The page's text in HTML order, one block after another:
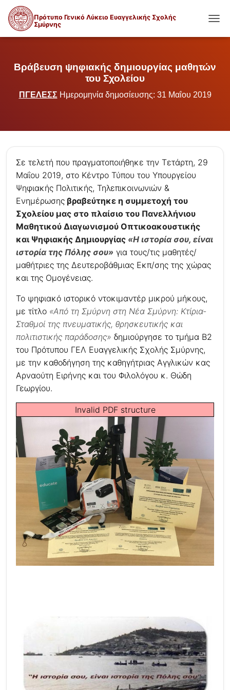
Πρότυπο Γενικό Λύκειο Ευαγγελικής Σχολής
Σμύρνης
Βράβευση ψηφιακής δημιουργίας μαθητών
του Σχολείου
ΠΓΕΛΕΣΣ Ημερομηνία δημοσίευσης: 31 Μαΐου 2019
Σε τελετή που πραγματοποιήθηκε την Τετάρτη, 29
Μαΐου 2019, στο Κέντρο Τύπου του Υπουργείου
Ψηφιακής Πολιτικής, Τηλεπικοινωνιών &
Ενημέρωσης βραβεύτηκε η συμμετοχή του
Σχολείου μας στο πλαίσιο του Πανελλήνιου
Μαθητικού Διαγωνισμού Οπτικοακουστικής
και Ψηφιακής Δημιουργίας «Η ιστορία σου, είναι
ιστορία της Πόλης σου» για τους/τις μαθητές/
μαθήτριες της Δευτεροβάθμιας Εκπ/σης της χώρας
και της Ομογένειας.
Το ψηφιακό ιστορικό ντοκιμαντέρ μικρού μήκους,
με τίτλο «Από τη Σμύρνη στη Νέα Σμύρνη: Κτίρια-
Σταθμοί της πνευματικής, θρησκευτικής και
πολιτιστικής παράδοσης» δημιούργησε το τμήμα Β2
του Πρότυπου ΓΕΛ Ευαγγελικής Σχολής Σμύρνης,
με την καθοδήγηση της καθηγήτριας Αγγλικών κας
Αρναούτη Ειρήνης και του Φιλολόγου κ. Θώδη
Γεωργίου.
Invalid PDF structure